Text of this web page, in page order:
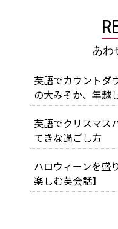
あわ
英語でカウントダ
の大みそか、年越
英語でクリスマス
てきな過ごし方
ハロウィーンを盛
楽しむ英会話】